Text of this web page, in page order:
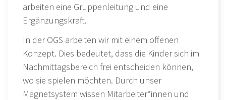
arbeiten eine Gruppenleitung und eine
Ergänzungskraft.
In der OGS arbeiten wir mit einem offenen
Konzept. Dies bedeutet, dass die Kinder sich im
Nachmittagsbereich frei entscheiden können,
wo sie spielen möchten. Durch unser
Magnetsystem wissen Mitarbeiter*innen und